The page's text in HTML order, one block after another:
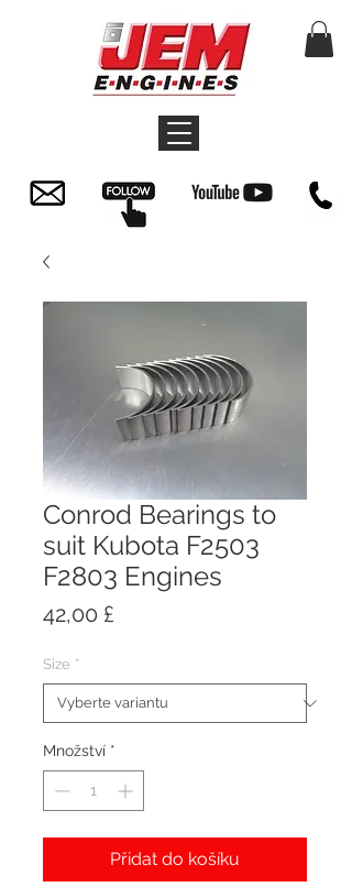
Conrod Bearings to
suit Kubota F2503
F2803 Engines
42,00 £
Size *
Množství *
Přidat do košíku